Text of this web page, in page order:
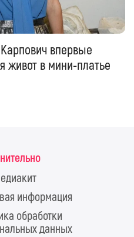
впервые
живот в мини-платье
информация
обработки
данных